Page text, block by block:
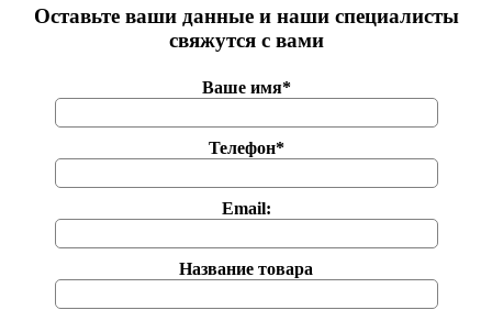
Оставьте ваши данные и наши специалисты
свяжутся с вами
Ваше имя*
Телефон*
Email:
Название товара